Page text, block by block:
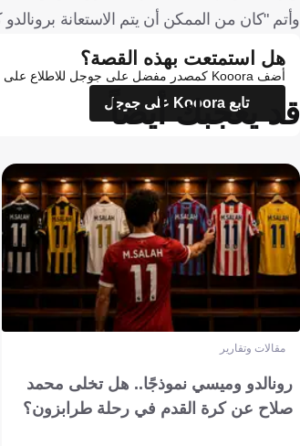
وأتم "كان من الممكن أن يتم الاستعانة
هل استمتعت بهذه القصة؟
أضف Kooora كمصدر مفضل على جوجل للاطلاع على المزيد من تقاريرنا
تابع Kooora على جوجل
قد يعجبك أيضاً
مقالات وتقارير
رونالدو وميسي نموذجًا.. هل تخلى محمد
صلاح عن كرة القدم في رحلة طرابزون؟